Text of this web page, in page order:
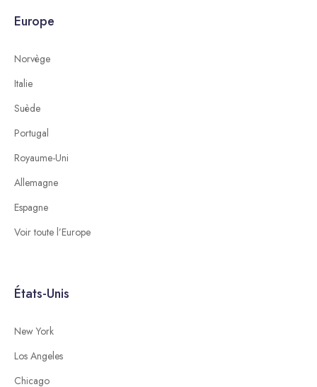
Europe
Norvège
Italie
Suède
Portugal
Royaume-Uni
Allemagne
Espagne
Voir toute l’Europe
États-Unis
New York
Los Angeles
Chicago